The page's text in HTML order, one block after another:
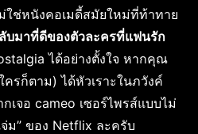
ใช่หนังคอเมดี้สมัยใหม่ที่ท้าทาย
บมาที่ดีของตัวละครที่แฟนรัก
ได้อย่างตั้งใจ หากคุณ
รก็ตาม) ได้หัวเราะในภวังค์
เจอ cameo เซอร์ไพรส์แบบไม่
ม” ของ Netflix ละครับ